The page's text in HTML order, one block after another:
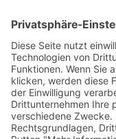
vergangenen zwei
April endlich
Aktivwoche statt.
entstanden ist